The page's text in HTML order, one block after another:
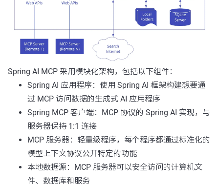
Spring AI MCP 采用模块化架构，包括以下组件：
Spring AI 应用程序：使用 Spring AI 框架构建想要通
过 MCP 访问数据的生成式 AI 应用程序
Spring MCP 客户端：MCP 协议的 Spring AI 实现，与
服务器保持 1:1 连接
MCP 服务器：轻量级程序，每个程序都通过标准化的
模型上下文协议公开特定的功能
本地数据源：MCP 服务器可以安全访问的计算机文
件、数据库和服务